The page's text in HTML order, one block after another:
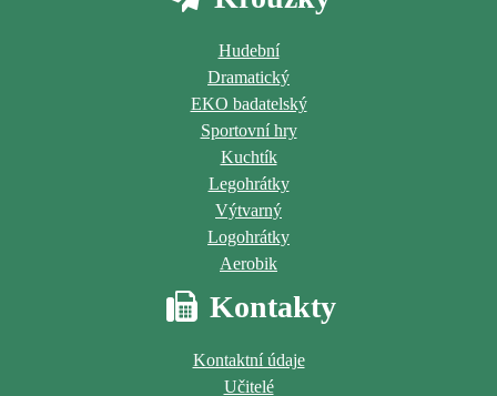
Hudební
Dramatický
EKO badatelský
Sportovní hry
Kuchtík
Legohrátky
Výtvarný
Logohrátky
Aerobik
Kontakty
Kontaktní údaje
Učitelé